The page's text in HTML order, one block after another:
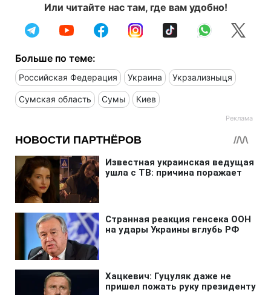
Или читайте нас там, где вам удобно!
Больше по теме:
Российская Федерация Украина Укрзализныця
Сумская область Сумы Киев